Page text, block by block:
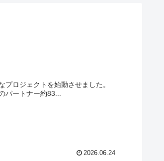
ロジェクトを始動させました。
パートナー約83...
2026.06.24